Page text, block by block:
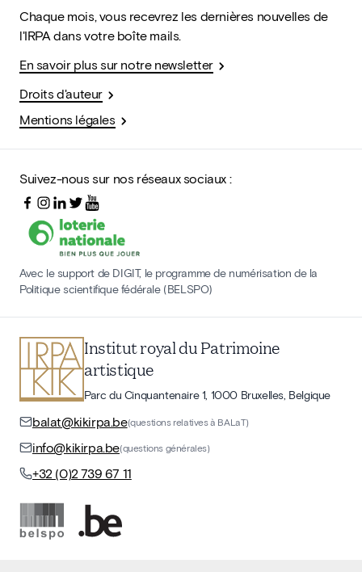
Chaque mois, vous recevrez les dernières nouvelles de
l'IRPA dans votre boîte mails.
En savoir plus sur notre newsletter
Droits d'auteur
Mentions légales
Suivez-nous sur nos réseaux sociaux :
Avec le support de DIGIT, le programme de numérisation de la
Politique scientifique fédérale (BELSPO)
Institut royal du Patrimoine
artistique
Parc du Cinquantenaire 1, 1000 Bruxelles, Belgique
balat@kikirpa.be(questions relatives à BALaT)
info@kikirpa.be(questions générales)
+32 (0)2 739 67 11